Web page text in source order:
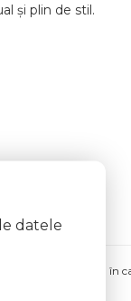
și plin de stil.
pot fi acelea în
fizic.
datele